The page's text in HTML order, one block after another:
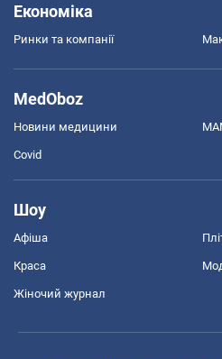
Економіка
Ринки та компанії
MedOboz
Новини медицини
Covid
Шоу
Афіша
Краса
Жіночий журнал